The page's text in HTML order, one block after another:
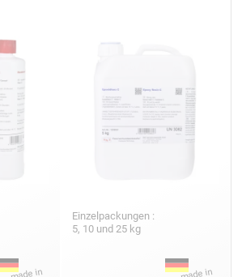
Einzelpackungen :
5, 10 und 25 kg